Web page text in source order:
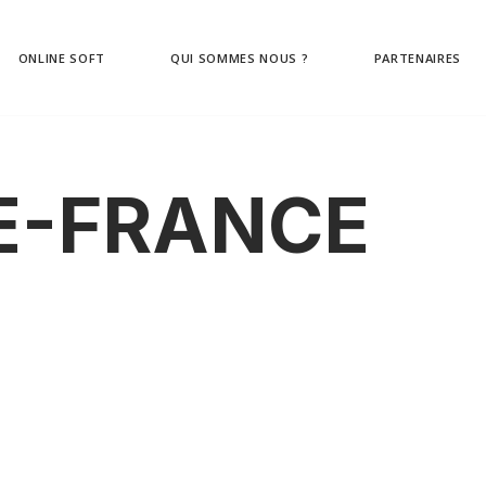
ONLINE SOFT QUI SOMMES NOUS ? PARTENAIRES
FRANCE